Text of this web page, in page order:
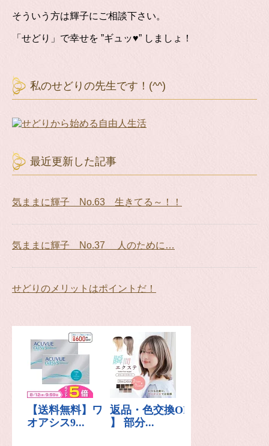
そういう方は輝子にご相談下さい。
「せどり」で幸せを ”ギュッ♥” しましょ！
私のせどりの先生です！(^^)
最近更新した記事
気ままに輝子 No.63 生きてる～！！
気ままに輝子 No.37 人のために…
せどりのメリットはポイントだ！